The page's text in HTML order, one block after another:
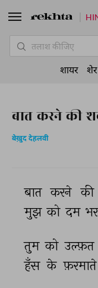
बात करने की
बेख़ुद देहलवी
बात करने की
मुझ को दम भर
तुम को उल्फ़त
हँस के फ़रमाते
शायर शेर